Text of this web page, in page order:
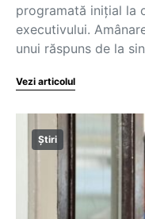
programată inițial la
executivului.
unui răspuns de la
Vezi articolul
Știri